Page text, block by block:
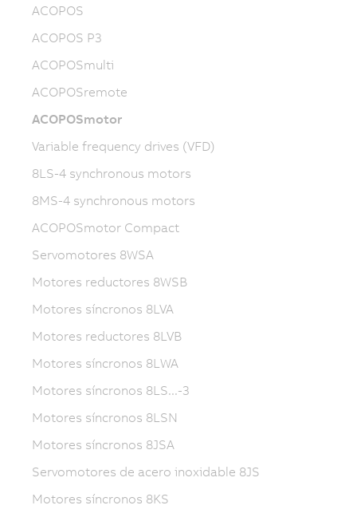
ACOPOS
ACOPOS P3
ACOPOSmulti
ACOPOSremote
ACOPOSmotor
Variable frequency drives (VFD)
8LS-4 synchronous motors
8MS-4 synchronous motors
ACOPOSmotor Compact
Servomotores 8WSA
Motores reductores 8WSB
Motores síncronos 8LVA
Motores reductores 8LVB
Motores síncronos 8LWA
Motores síncronos 8LS...-3
Motores síncronos 8LSN
Motores síncronos 8JSA
Servomotores de acero inoxidable 8JS
Motores síncronos 8KS